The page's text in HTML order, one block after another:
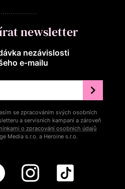
newsletter
nezávislosti
e‑mailu
se zpracováním svých osobních
a servisních kampaní a zároveň
o zpracování osobních údajů
Media s.r.o. a Heroine s.r.o.